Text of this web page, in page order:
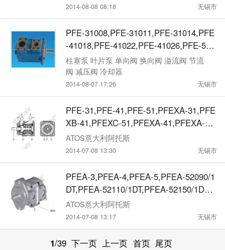
2014-08-08 08:18 无锡市
PFE-31008,PFE-31011,PFE-31014,PFE
-41018,PFE-41022,PFE-41026,PFE-510
60,PFE-61066,PFE-51076,定量叶片泵
柱塞泵 叶片泵 单向阀 换向阀 溢流阀 节流
阀 减压阀 冷却器
2014-08-07 17:26 无锡市
PFE-31,PFE-41,PFE-51,PFEXA-31,PFE
XB-41,PFEXC-51,PFEXA-41,PFEXA-51,
PFEXB-51,PFE-51090/1DT23,阿托斯AT
OS定量
ATOS意大利阿托斯
2014-07-08 13:30 无锡市
PFEA-3,PFEA-4,PFEA-5,PFEA-52090/1
DT,PFEA-52110/1DT,PFEA-52150/1DU,
PFEA-41029/1DW,阿托斯ATOS防爆型定
量叶片泵
ATOS意大利阿托斯
2014-07-08 13:17 无锡市
1/39 下一页 上一页 首页 尾页